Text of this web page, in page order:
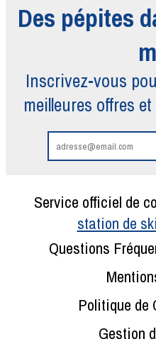
Des pépites
Inscrivez-vous
meilleures offres
Service officiel de
station de
Questions
Politique de
Gestion